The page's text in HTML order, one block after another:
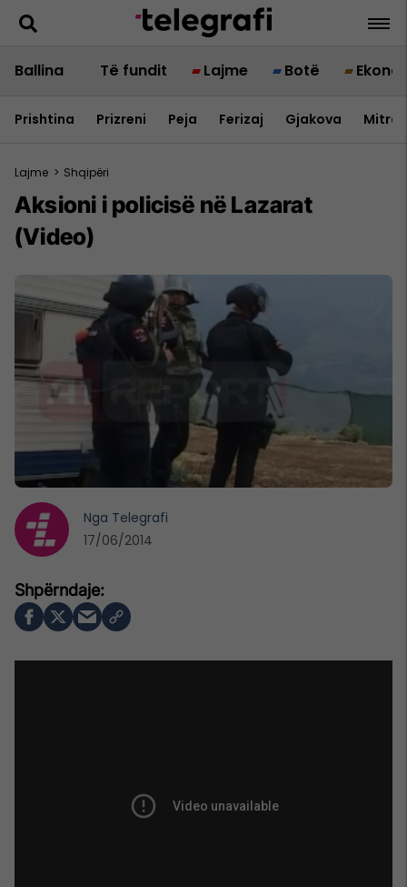
Ballina Të fundit Lajme Botë
Prishtina Prizreni Peja Ferizaj Gjakova
Lajme > Shqipëri
Aksioni i policisë në Lazarat
(Video)
Nga Telegrafi
17/06/2014